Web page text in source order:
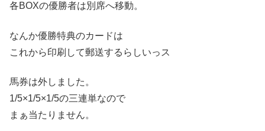
各BOXの優勝者は別席へ移動。
なんか優勝特典のカードは
これから印刷して郵送するらしいっス
馬券は外しました。
1/5×1/5×1/5の三連単なので
まぁ当たりません。